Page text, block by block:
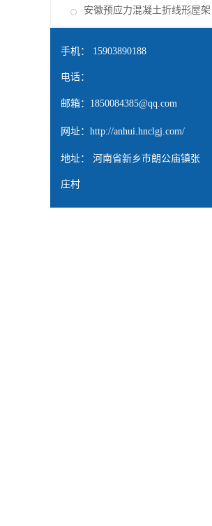
安徽预应力混凝土折线形屋架
手机： 15903890188
电话：
邮箱： 1850084385@qq.com
网址： http://anhui.hnclgj.com/
地址： 河南省新乡市朗公庙镇张
庄村